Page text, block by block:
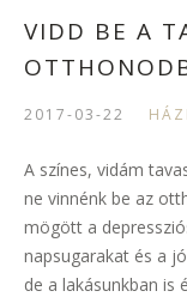
VIDD BE A
2017-03-22
A színes, vidám
ne vinnénk be az
mögött a
napsugarakat és a
de a lakásunkban is